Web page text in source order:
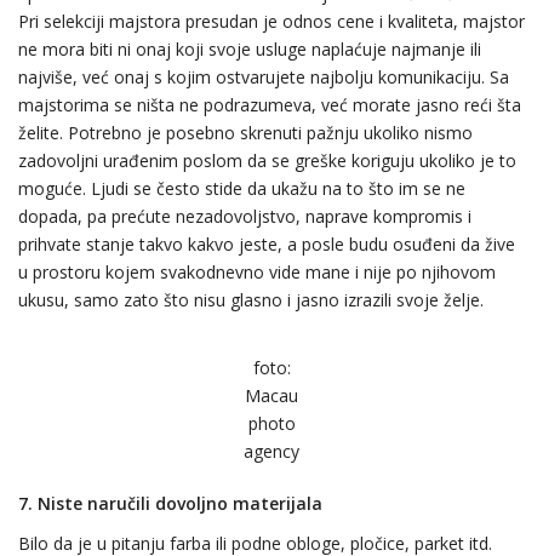
Pri selekciji majstora presudan je odnos cene i kvaliteta, majstor
ne mora biti ni onaj koji svoje usluge naplaćuje najmanje ili
najviše, već onaj s kojim ostvarujete najbolju komunikaciju. Sa
majstorima se ništa ne podrazumeva, već morate jasno reći šta
želite. Potrebno je posebno skrenuti pažnju ukoliko nismo
zadovoljni urađenim poslom da se greške koriguju ukoliko je to
moguće. Ljudi se često stide da ukažu na to što im se ne
dopada, pa prećute nezadovoljstvo, naprave kompromis i
prihvate stanje takvo kakvo jeste, a posle budu osuđeni da žive
u prostoru kojem svakodnevno vide mane i nije po njihovom
ukusu, samo zato što nisu glasno i jasno izrazili svoje želje.
foto:
Macau
photo
agency
7. Niste naručili dovoljno materijala
Bilo da je u pitanju farba ili podne obloge, pločice, parket itd.